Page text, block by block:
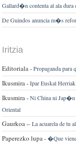
Gallard�n contenta al ala dura
De Guindos anuncia m�s
Iritzia
Editoriala -Propaganda para
Ikusmira -Ipar Euskal Herriak
Ikusmira -Ni China ni Jap�n
Oriental
Gaurkoa --La acuarela de tu
Paperezko lupa -�Que